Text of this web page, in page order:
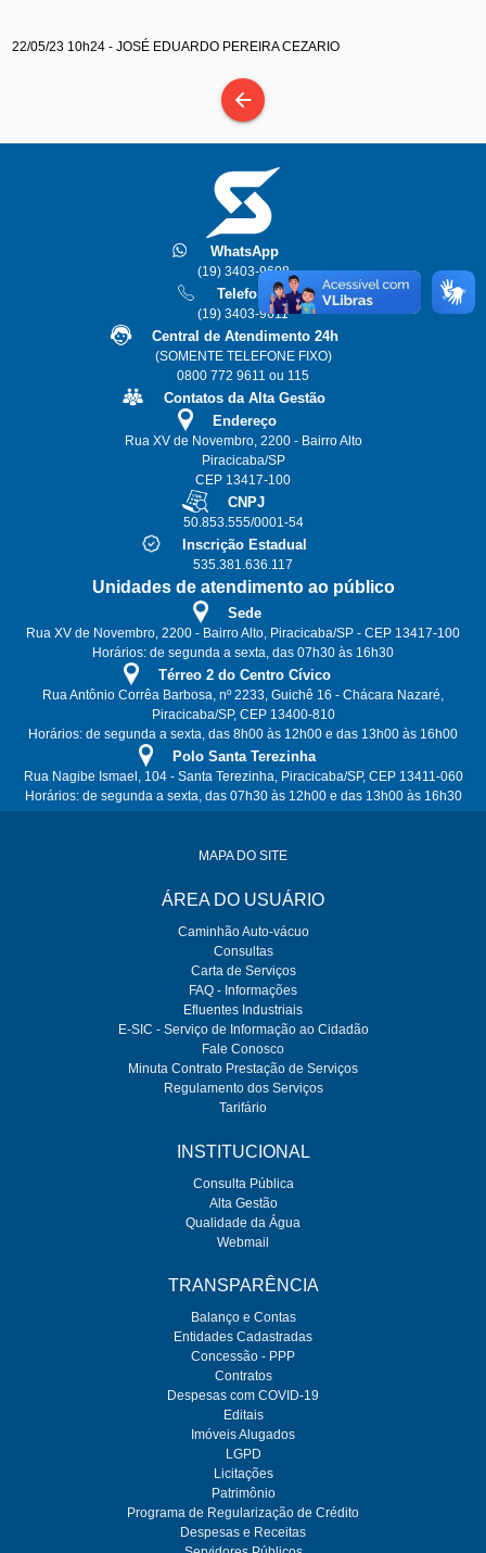
22/05/23 10h24 - JOSÉ EDUARDO PEREIRA CEZARIO
arrow_back
WhatsApp
(19) 3403-9608
Telefone
(19) 3403-9611
Central de Atendimento 24h
(SOMENTE TELEFONE FIXO)
0800 772 9611 ou 115
Contatos da Alta Gestão
Endereço
Rua XV de Novembro, 2200 - Bairro Alto
Piracicaba/SP
CEP 13417-100
CNPJ
50.853.555/0001-54
Inscrição Estadual
535.381.636.117
Unidades de atendimento ao público
Sede
Rua XV de Novembro, 2200 - Bairro Alto, Piracicaba/SP - CEP 13417-100
Horários: de segunda a sexta, das 07h30 às 16h30
Térreo 2 do Centro Cívico
Rua Antônio Corrêa Barbosa, nº 2233, Guichê 16 - Chácara Nazaré,
Piracicaba/SP, CEP 13400-810
Horários: de segunda a sexta, das 8h00 às 12h00 e das 13h00 às 16h00
Polo Santa Terezinha
Rua Nagibe Ismael, 104 - Santa Terezinha, Piracicaba/SP, CEP 13411-060
Horários: de segunda a sexta, das 07h30 às 12h00 e das 13h00 às 16h30
MAPA DO SITE
ÁREA DO USUÁRIO
Caminhão Auto-vácuo
Consultas
Carta de Serviços
FAQ - Informações
Efluentes Industriais
E-SIC - Serviço de Informação ao Cidadão
Fale Conosco
Minuta Contrato Prestação de Serviços
Regulamento dos Serviços
Tarifário
INSTITUCIONAL
Consulta Pública
Alta Gestão
Qualidade da Água
Webmail
TRANSPARÊNCIA
Balanço e Contas
Entidades Cadastradas
Concessão - PPP
Contratos
Despesas com COVID-19
Editais
Imóveis Alugados
LGPD
Licitações
Patrimônio
Programa de Regularização de Crédito
Despesas e Receitas